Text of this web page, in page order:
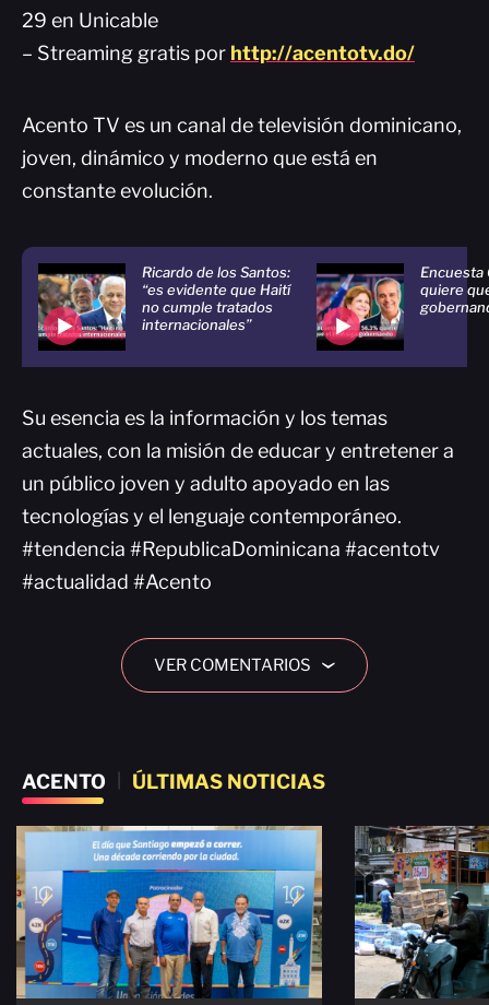
29 en Unicable
– Streaming gratis por http://acentotv.do/
Acento TV es un canal de televisión dominicano,
joven, dinámico y moderno que está en
constante evolución.
Ricardo de los Santos:
“es evidente que Haití
no cumple tratados
internacionales”
Encuesta
quiere
Su esencia es la información y los temas
actuales, con la misión de educar y entretener a
un público joven y adulto apoyado en las
tecnologías y el lenguaje contemporáneo.
#tendencia #RepublicaDominicana #acentotv
#actualidad #Acento
VER COMENTARIOS ›
ACENTO ÚLTIMAS NOTICIAS